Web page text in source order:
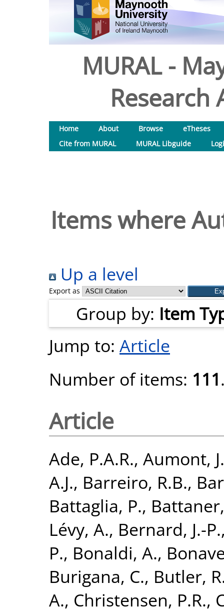
MURAL -
Research
Home About Browse
eTheses
Cite from MURAL
MURAL Libguide
Items where
Up a level
Export as
Group by: Item
Jump to: Article
Number of items: 111
Article
Ade, P.A.R., Aumont, J.
A.J., Barreiro, R.B.,
Battaglia, P.,
Lévy, A., Bernard, J.-P.
P., Bonaldi, A.,
Burigana, C., Butler,
A., Christensen, P.R.,